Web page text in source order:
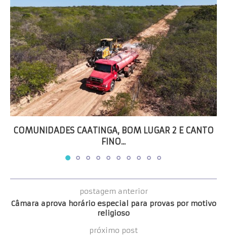
COMUNIDADES CAATINGA, BOM LUGAR 2 E CANTO
FINO...
postagem anterior
Câmara aprova horário especial para provas por motivo
religioso
próximo post